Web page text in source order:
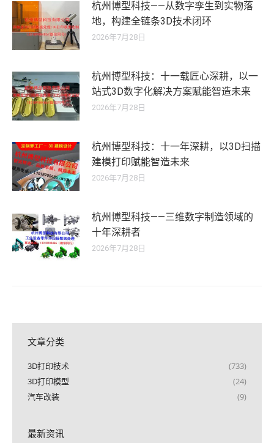
杭州博型科技——从数字孪生到实物落
地，构建全链条3D技术闭环
2026年7月28日
杭州博型科技：十一载匠心深耕，以一
站式3D数字化解决方案赋能智造未来
2026年7月28日
杭州博型科技：十一年深耕，以3D扫描
建模打印赋能智造未来
2026年7月28日
杭州博型科技——三维数字制造领域的
十年深耕者
2026年7月28日
文章分类
3D打印技术
(733)
3D打印模型
(24)
汽车改装
(9)
最新资讯